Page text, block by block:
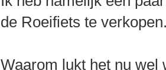
de Roeifiets te
Waarom lukt het nu wel